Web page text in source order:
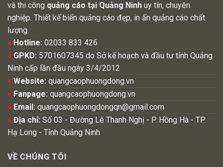
và thi công quảng cáo tại Quảng Ninh uy tín, chuyên
nghiệp. Thiết kế biển quảng cáo đẹp, in ấn quảng cáo chất
lượng.
♦ Hotline: 02033 833 426
♦ GPKD: 5701607345 do Sở kế hoạch và đầu tư tỉnh Quảng
Ninh cấp lần đầu ngày 3/4/2012
♦ Website: quangcaophuongdong.vn
♦ Fanpage: quangcaophuongdong.vn
♦ Email: quangcaophuongdongqn@gmail.com
♦ Địa chỉ: Số 03 - Đường Lê Thanh Nghị - P. Hồng Hà - TP.
Hạ Long - Tỉnh Quảng Ninh
VỀ CHÚNG TÔI